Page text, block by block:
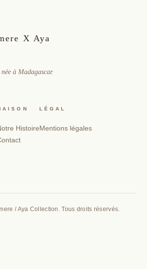
X Aya
à Madagascar.
Histoire
LÉGAL
Mentions légales
/ Aya Collection. Tous droits réservés.